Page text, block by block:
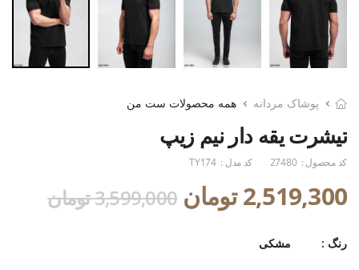
پوشاک مردانه همه محصولات ست من
تیشرت یقه دار نیم زیپ
کد محصول : 27480 کد مدل : TY174
2,519,300 تومان 3,599,000 تومان
رنگ : مشکی